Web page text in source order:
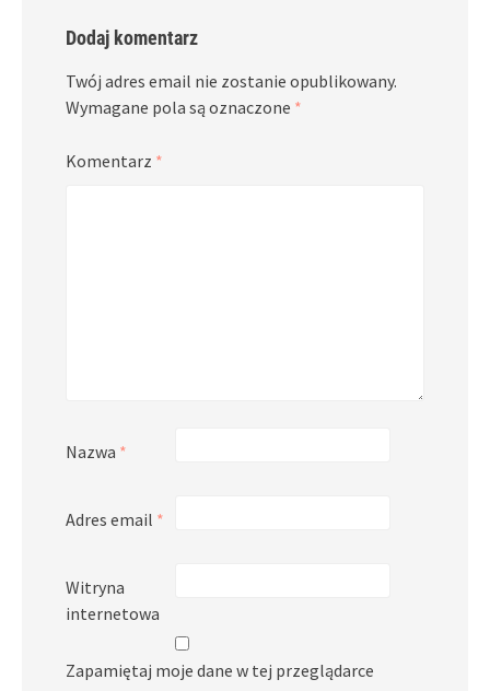
Dodaj komentarz
Twój adres email nie zostanie opublikowany.
Wymagane pola są oznaczone *
Komentarz *
Nazwa *
Adres email *
Witryna
internetowa
Zapamiętaj moje dane w tej przeglądarce